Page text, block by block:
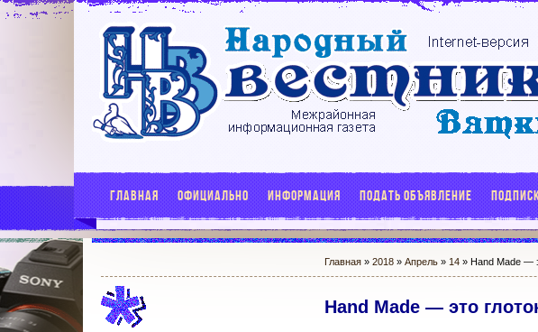
ГЛАВНАЯ ОФИЦИАЛЬНО ИНФОРМАЦИЯ ПОДАТЬ ОБЪЯВЛЕНИЕ
Главная» 2018 » Апрель » 14» Hand Made —
Hand Made — это